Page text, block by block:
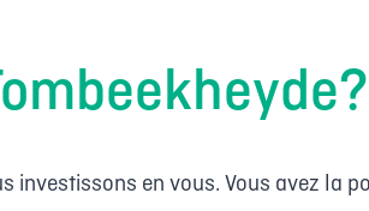
investissons en vous. Vous avez la